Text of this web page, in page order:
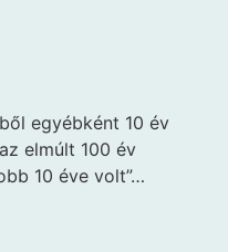
egyébként 10 év
elmúlt 100 év
10 éve volt”…